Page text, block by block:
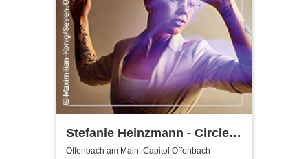
Stefanie Heinzmann - Circles
Tour 2026
Offenbach am Main, Capitol Offenbach